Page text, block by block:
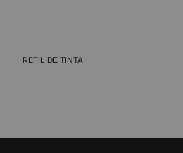
REFIL DE TINTA